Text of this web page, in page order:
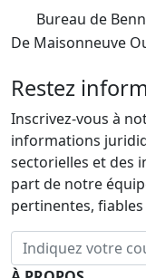
Bureau de
De Maisonneuve
Restez
Inscrivez-vous à
informations
sectorielles et des
part de notre
pertinentes,